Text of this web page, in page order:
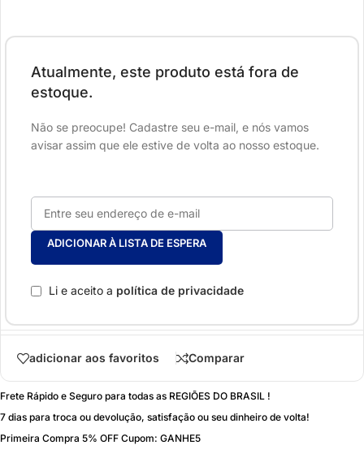
Atualmente, este produto está fora de
estoque.
Não se preocupe! Cadastre seu e-mail, e nós vamos
avisar assim que ele estive de volta ao nosso estoque.
ADICIONAR À LISTA DE ESPERA
Li e aceito a política de privacidade
adicionar aos favoritos Comparar
Frete Rápido e Seguro para todas as REGIÕES DO BRASIL !
7 dias para troca ou devolução, satisfação ou seu dinheiro de volta!
Primeira Compra 5% OFF Cupom: GANHE5